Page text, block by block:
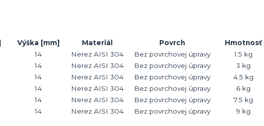
Výška [mm] Materiál Povrch
Hmotnosť
14 Nerez AISI 304 Bez povrchovej úpravy
1.5 kg
14 Nerez AISI 304 Bez povrchovej úpravy
3 kg
14 Nerez AISI 304 Bez povrchovej úpravy
4.5 kg
14 Nerez AISI 304 Bez povrchovej úpravy
6 kg
14 Nerez AISI 304 Bez povrchovej úpravy
7.5 kg
14 Nerez AISI 304 Bez povrchovej úpravy 9 kg